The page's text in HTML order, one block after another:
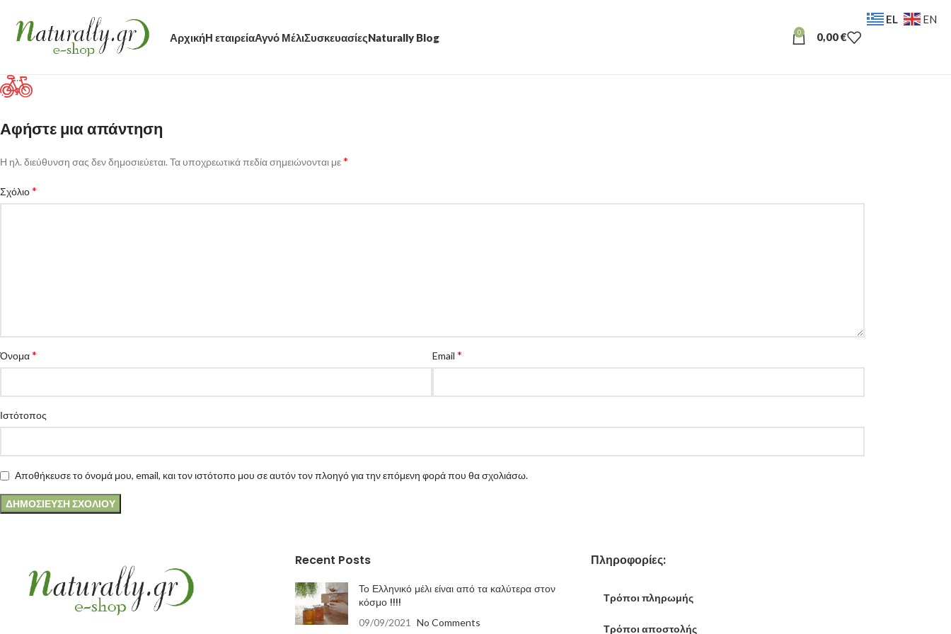
ΑρχικήΗ εταιρείαΑγνό ΜέλιΣυσκευασίεςNaturally Blog 0 0,00€
Αφήστε μια απάντηση
Η ηλ. διεύθυνση σας δεν δημοσιεύεται. Τα υποχρεωτικά πεδία σημειώνονται με*
Σχόλιο*
Όνομα* Email *
Ιστότοπος
Αποθήκευσε το όνομά μου, email, και τον ιστότοπο μου σε αυτόν τον πλοηγό για την επόμενη φορά που θα σχολιάσω.
Recent Posts
Το Ελληνικό μέλι είναι από τα καλύτερα στον
κόσμο !!!!
09/09/2021 No Comments
Πληροφορίες:
Τρόποι πληρωμής
Τρόποι αποστολής
EL EN